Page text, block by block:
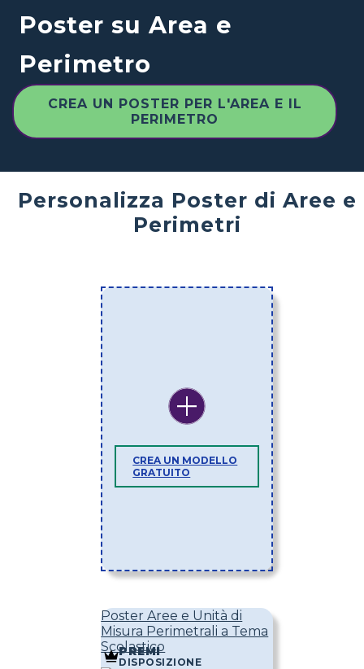
Poster su Area e
Perimetro
CREA UN POSTER PER L'AREA E IL
PERIMETRO
Personalizza Poster di Aree e
Perimetri
CREA UN MODELLO
GRATUITO
Poster Aree e Unità di
Misura Perimetrali a Tema
Scolastico
PREMI
DISPOSIZIONE